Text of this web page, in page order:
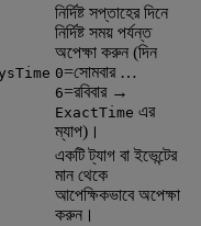
নির্দিষ্ট সপ্তাহের দিনে
নির্দিষ্ট সময় পর্যন্ত
অপেক্ষা করুন (দিন
0=সোমবার …
6=রবিবার →
ExactTime এর
ম্যাপ)।
একটি ট্যাগ বা ইভেন্টের
মান থেকে
আপেক্ষিকভাবে অপেক্ষা
করুন।